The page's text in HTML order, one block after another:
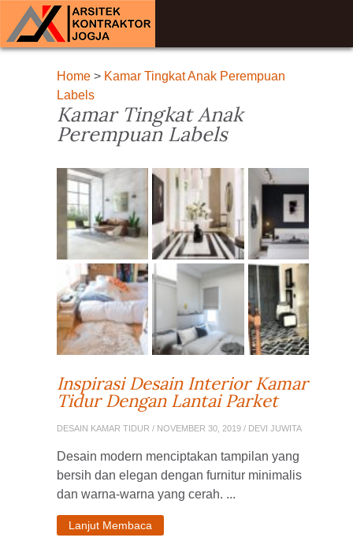
Home> Kamar Tingkat Anak Perempuan
Labels
Kamar Tingkat Anak
Perempuan Labels
Inspirasi Desain Interior Kamar
Tidur Dengan Lantai Parket
DESAIN KAMAR TIDUR / NOVEMBER 30, 2019 / DEVI JUWITA
Desain modern menciptakan tampilan yang
bersih dan elegan dengan furnitur minimalis
dan warna-warna yang cerah. ...
Lanjut Membaca